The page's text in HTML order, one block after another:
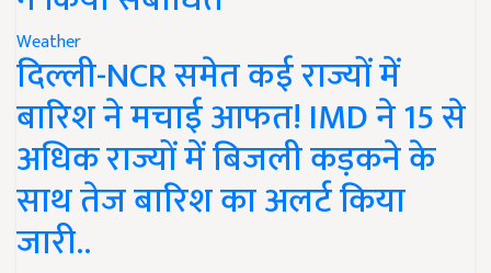
Weather
दिल्ली-NCR समेत कई राज्यों में
बारिश ने मचाई आफत! IMD ने 15 से
अधिक राज्यों में बिजली कड़कने के
साथ तेज बारिश का अलर्ट किया
जारी..